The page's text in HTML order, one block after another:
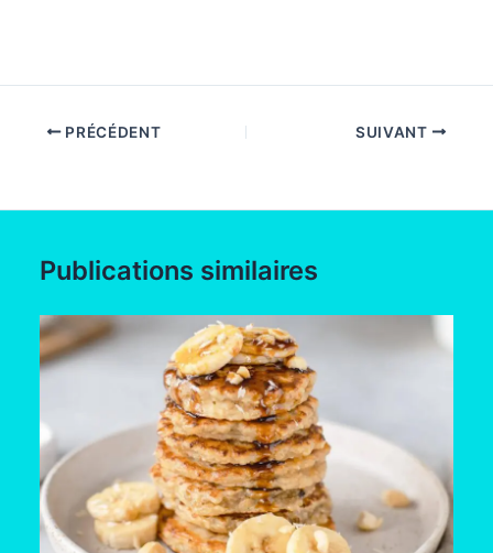
PRÉCÉDENT SUIVANT
Publications similaires